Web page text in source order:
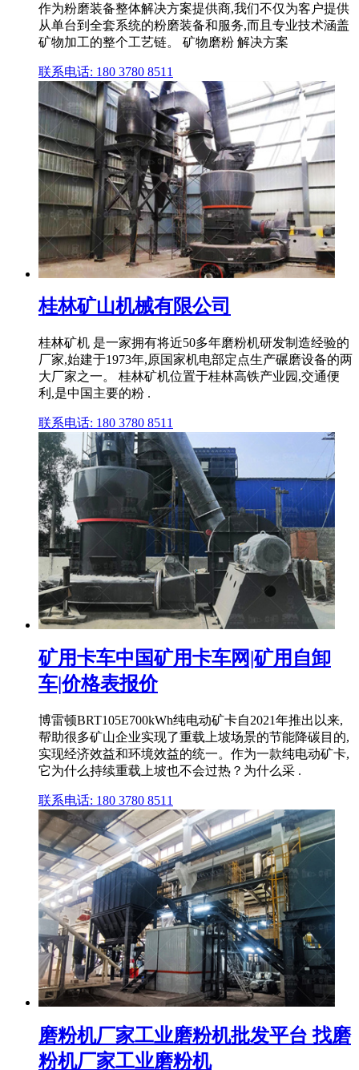
作为粉磨装备整体解决方案提供商,我们不仅为客户提供
从单台到全套系统的粉磨装备和服务,而且专业技术涵盖
矿物加工的整个工艺链。 矿物磨粉 解决方案
联系电话: 180 3780 8511
桂林矿山机械有限公司
桂林矿机 是一家拥有将近50多年磨粉机研发制造经验的
厂家,始建于1973年,原国家机电部定点生产碾磨设备的两
大厂家之一。 桂林矿机位置于桂林高铁产业园,交通便
利,是中国主要的粉 .
联系电话: 180 3780 8511
矿用卡车中国矿用卡车网|矿用自卸
车|价格表报价
博雷顿BRT105E700kWh纯电动矿卡自2021年推出以来,
帮助很多矿山企业实现了重载上坡场景的节能降碳目的,
实现经济效益和环境效益的统一。作为一款纯电动矿卡,
它为什么持续重载上坡也不会过热？为什么采 .
联系电话: 180 3780 8511
磨粉机厂家工业磨粉机批发平台 找磨
粉机厂家工业磨粉机